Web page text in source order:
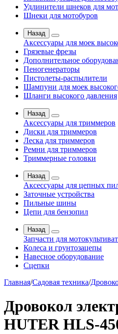
Удлинители шнеков для
Шнеки для мотобуров
Назад
Аксессуары для моек
Грязевые фрезы
Дополнительное
Пеногенераторы
Пистолеты-распылители
Шампуни для моек
Шланги высокого давления
Назад
Аксессуары для триммеров
Диски для триммеров
Леска для триммеров
Ремни для триммеров
Триммерные головки
Назад
Аксессуары для цепных
Заточные устройства
Пильные шины
Цепи для бензопил
Назад
Запчасти для
Колеса и грунтозацепы
Навесное оборудование
Сцепки
Главная/Садовая техника/
Дровокол
HUTER HLS-